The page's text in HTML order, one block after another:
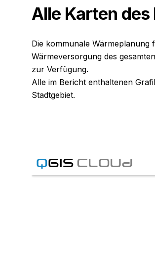
Alle Karten
Die kommunale
Wärmeversorgung des
zur Verfügung.
Alle im Bericht enthaltenen
Stadtgebiet.